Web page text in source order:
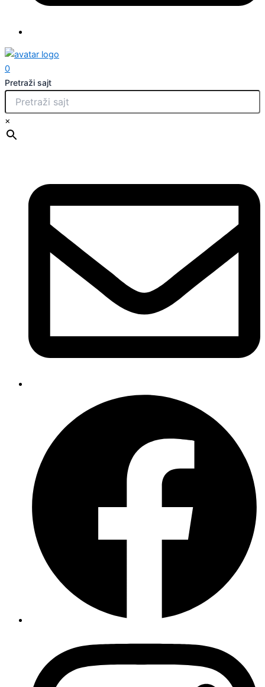
0
Pretraži sajt
×